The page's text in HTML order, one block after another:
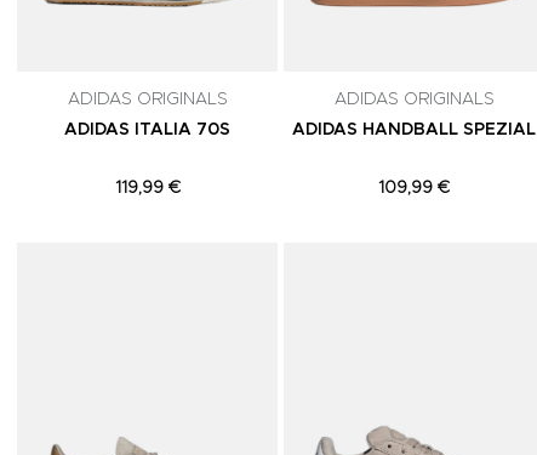
ADIDAS ORIGINALS
ADIDAS ITALIA 70S
119,99 €
ADIDAS ORIGINALS
ADIDAS HANDBALL SPEZIAL
109,99 €